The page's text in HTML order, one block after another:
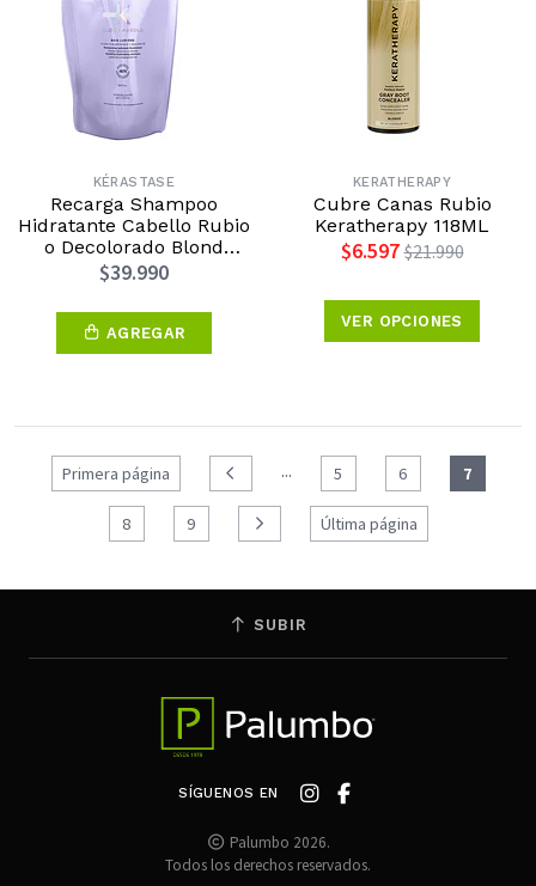
KÉRASTASE
Recarga Shampoo
Hidratante Cabello Rubio
o Decolorado Blond
Absolu 500ml Kérastase
$39.990
AGREGAR
KERATHERAPY
Cubre Canas Rubio
Keratherapy 118ML
$6.597 $21.990
VER OPCIONES
Primera página ... 5 6 7
8 9 Última página
SUBIR
SÍGUENOS EN
Palumbo 2026.
Todos los derechos reservados.